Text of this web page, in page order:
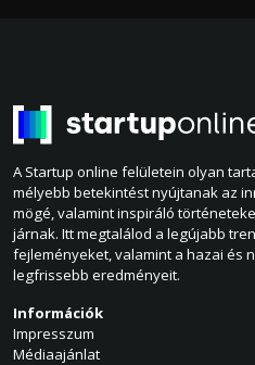
A Startup online felületein olyan
mélyebb betekintést nyújtanak az
mögé, valamint inspiráló
járnak. Itt megtalálod a legújabb
fejleményeket, valamint a hazai és
legfrissebb eredményeit.
Információk
Impresszum
Médiaajánlat